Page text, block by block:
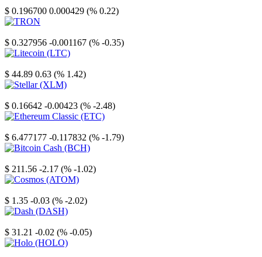
$ 0.196700 0.000429 (% 0.22)
$ 0.327956 -0.001167 (% -0.35)
$ 44.89 0.63 (% 1.42)
$ 0.16642 -0.00423 (% -2.48)
$ 6.477177 -0.117832 (% -1.79)
$ 211.56 -2.17 (% -1.02)
$ 1.35 -0.03 (% -2.02)
$ 31.21 -0.02 (% -0.05)